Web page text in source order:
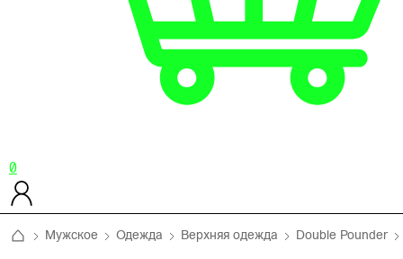
0
Мужское Одежда Верхняя одежда Double Pounder